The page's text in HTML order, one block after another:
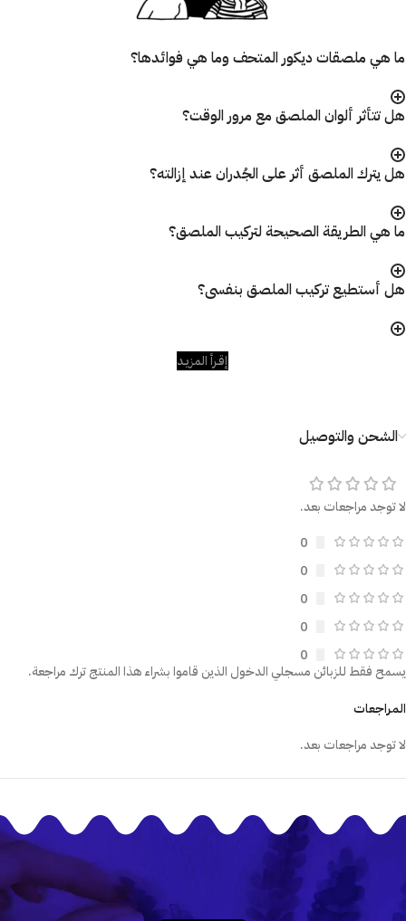
ما هي ملصقات ديكور المتحف وما هي فوائدها؟
هل تتأثر ألوان الملصق مع مرور الوقت؟
هل يترك الملصق أثر على الجُدران عند إزالته؟
ما هي الطريقة الصحيحة لتركيب الملصق؟
هل أستطيع تركيب الملصق بنفسى؟
إقـرأ المزيـد
الشحن والتوصيل
لا توجد مراجعات بعد.
0
0
0
0
0
المراجعات
لا توجد مراجعات بعد.
يسمح فقط للزبائن مسجلي الدخول الذين قاموا بشراء هذا المنتج ترك مراجعة.